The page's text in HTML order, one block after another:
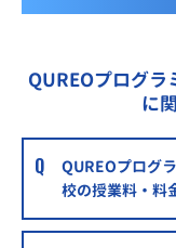
QUREOプログ
に
QUREOプログ
校の授業料・料